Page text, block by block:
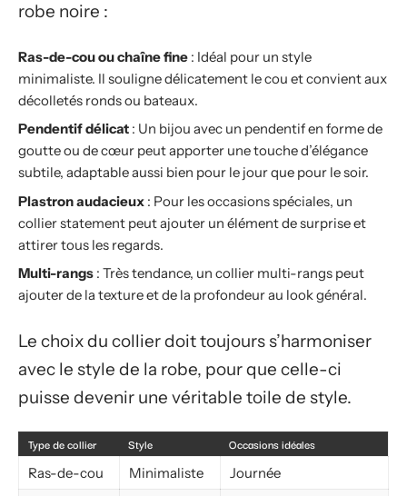
robe noire :
Ras-de-cou ou chaîne fine : Idéal pour un style
minimaliste. Il souligne délicatement le cou et convient aux
décolletés ronds ou bateaux.
Pendentif délicat : Un bijou avec un pendentif en forme de
goutte ou de cœur peut apporter une touche d’élégance
subtile, adaptable aussi bien pour le jour que pour le soir.
Plastron audacieux : Pour les occasions spéciales, un
collier statement peut ajouter un élément de surprise et
attirer tous les regards.
Multi-rangs : Très tendance, un collier multi-rangs peut
ajouter de la texture et de la profondeur au look général.
Le choix du collier doit toujours s’harmoniser
avec le style de la robe, pour que celle-ci
puisse devenir une véritable toile de style.
Type de collier Style
Occasions idéales
Ras-de-cou
Minimaliste
Journée